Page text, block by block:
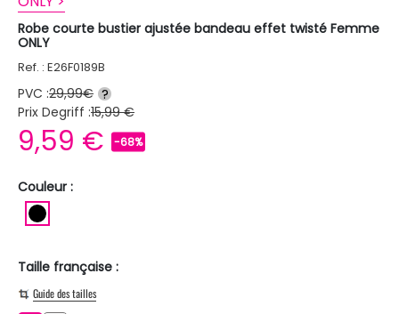
Robe courte bustier ajustée bandeau effet twisté Femme
ONLY
Ref. : E26F0189B
PVC :29,99€ ?
Prix Degriff :15,99 €
9,59 € -68%
Couleur :
Taille française :
Guide des tailles